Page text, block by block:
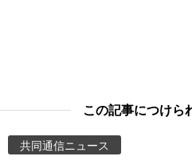
Images
People
この記事につけら
共同通信ニュース